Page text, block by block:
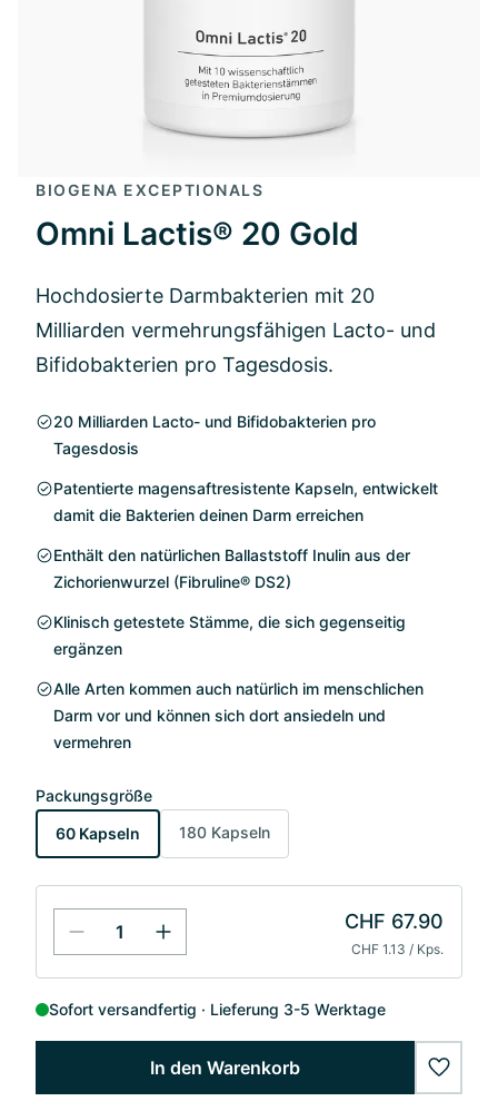
BIOGENA EXCEPTIONALS
Omni Lactis® 20 Gold
Hochdosierte Darmbakterien mit 20
Milliarden vermehrungsfähigen Lacto- und
Bifidobakterien pro Tagesdosis.
20 Milliarden Lacto- und Bifidobakterien pro
Tagesdosis
Patentierte magensaftresistente Kapseln, entwickelt
damit die Bakterien deinen Darm erreichen
Enthält den natürlichen Ballaststoff Inulin aus der
Zichorienwurzel (Fibruline® DS2)
Klinisch getestete Stämme, die sich gegenseitig
ergänzen
Alle Arten kommen auch natürlich im menschlichen
Darm vor und können sich dort ansiedeln und
vermehren
Packungsgröße
60 Kapseln
180 Kapseln
CHF 67.90
CHF 1.13 / Kps.
Sofort versandfertig Lieferung 3-5 Werktage
In den Warenkorb